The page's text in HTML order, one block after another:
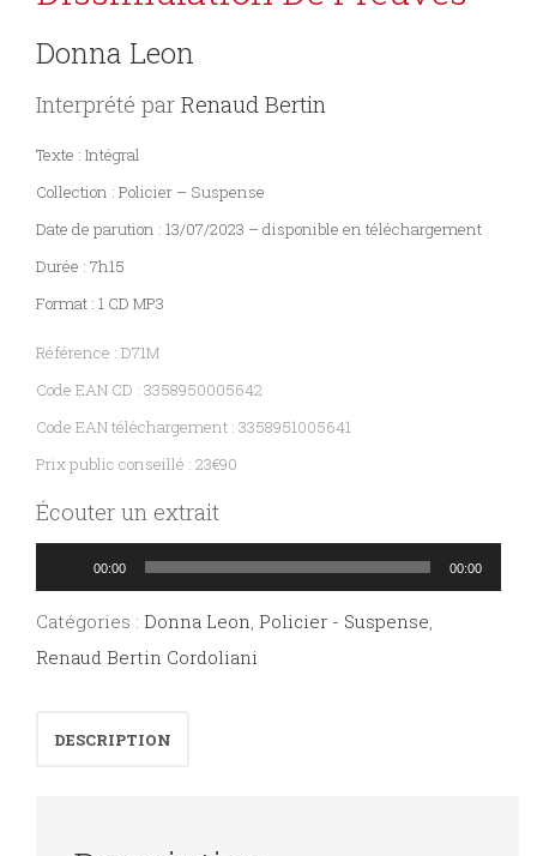
Sciences
PARAÎTRE
Donna Leon
Interprété par Renaud Bertin
Texte : Intégral
Collection : Policier – Suspense
Date de parution : 13/07/2023 – disponible en téléchargement
Durée : 7h15
Format : 1 CD MP3
Référence : D71M
Code EAN CD : 3358950005642
Code EAN téléchargement : 3358951005641
Prix public conseillé : 23€90
Écouter un extrait
Lecteur
audio
00:00 00:00
Catégories : Donna Leon, Policier - Suspense,
Renaud Bertin Cordoliani
DESCRIPTION